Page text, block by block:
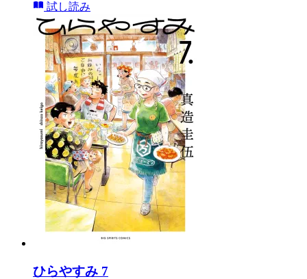
試し読み
ひらやすみ 7